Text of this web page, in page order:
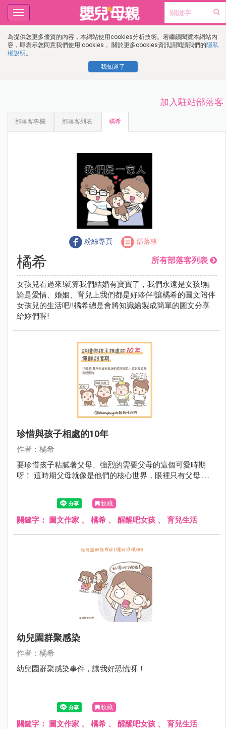
為提供您更多優質的內容，本網站使用cookies分析技術。若繼續閱覽本網站內
容，即表示您同意我們使用 cookies， 關於更多cookies資訊請閱讀我們的隱私
權說明 。
我知道了
Toggle
navigation
加入駐站部落客
部落客專欄 部落客列表 橘希
粉絲專頁 部落格
橘希 所有部落客列表
女孩兒看過來!就算我們結婚有寶寶了，我們永遠是女孩!無
論是愛情、婚姻、育兒上我們都是好夥伴!讓橘希的圖文陪伴
女孩兒的生活吧!!橘希總是會將知識繪製成簡單的圖文分享
給妳們喔!
珍惜與孩子相處的10年
作者：橘希
要珍惜孩子粘膩著父母、強烈的需要父母的這個可愛時期
呀！ 這時期父母就像是他們的核心世界，眼裡只有父母......
收藏
關鍵字： 圖文作家 、 橘希 、 醒醒吧女孩 、 育兒生活
幼兒園群聚感染
作者：橘希
幼兒園群聚感染事件，讓我好恐慌呀！
收藏
關鍵字： 圖文作家 、 橘希 、 醒醒吧女孩 、 育兒生活